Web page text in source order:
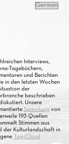
Interviews,
Tagebüchern,
und Berichten
in den letzten Wochen
der
beschrieben
Unsere
Sammlung von
193 Quellen
Stimmen aus
der Kulturlandschaft in
Tag-Cloud